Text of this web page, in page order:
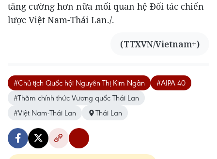
tăng cường hơn nữa mối quan hệ Đối tác chiến
lược Việt Nam-Thái Lan./.
(TTXVN/Vietnam+)
#Chủ tịch Quốc hội Nguyễn Thị Kim Ngân
#AIPA 40
#Thăm chính thức Vương quốc Thái Lan
#Việt Nam-Thái Lan
Thái Lan